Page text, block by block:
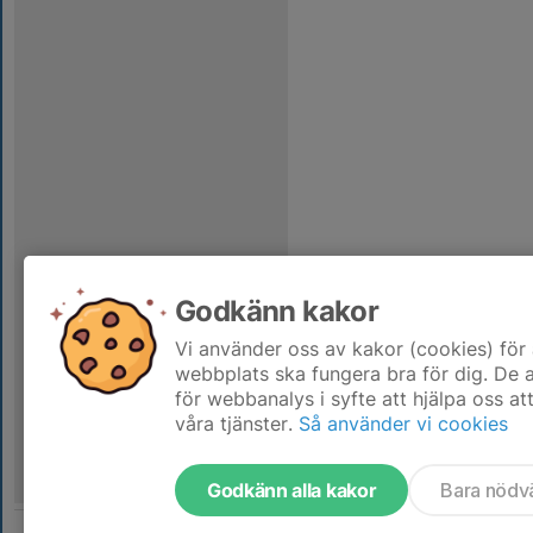
Godkänn kakor
Vi använder oss av kakor (cookies)
webbplats ska fungera bra för dig. De
för webbanalys i syfte att hjälpa oss
våra tjänster. Så använder vi cookies
Godkänn alla kakor Bara